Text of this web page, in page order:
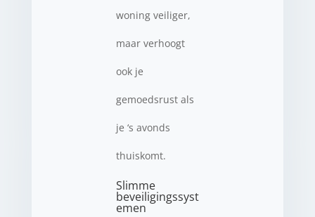
woning veiliger,
maar verhoogt
ook je
gemoedsrust als
je ‘s avonds
thuiskomt.
Slimme
beveiligingssyst
emen